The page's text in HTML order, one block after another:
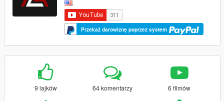
Przekaż darowiznę poprzez system
9 lajków 64 komentarzy 6 filmów